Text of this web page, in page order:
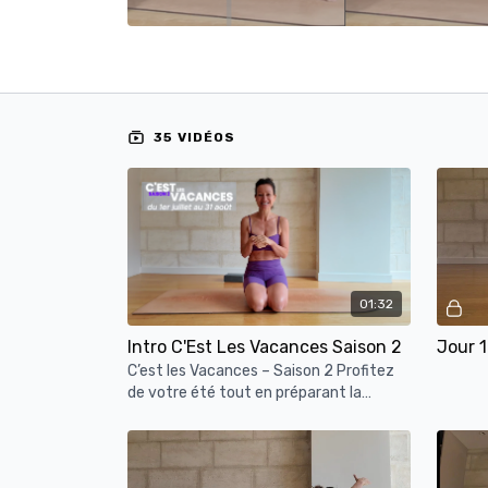
35 VIDÉOS
01:32
Intro C'Est Les Vacances Saison 2
C’est les Vacances – Saison 2 Profitez
de votre été tout en préparant la
esprit serein. Un programme ultr
Jour